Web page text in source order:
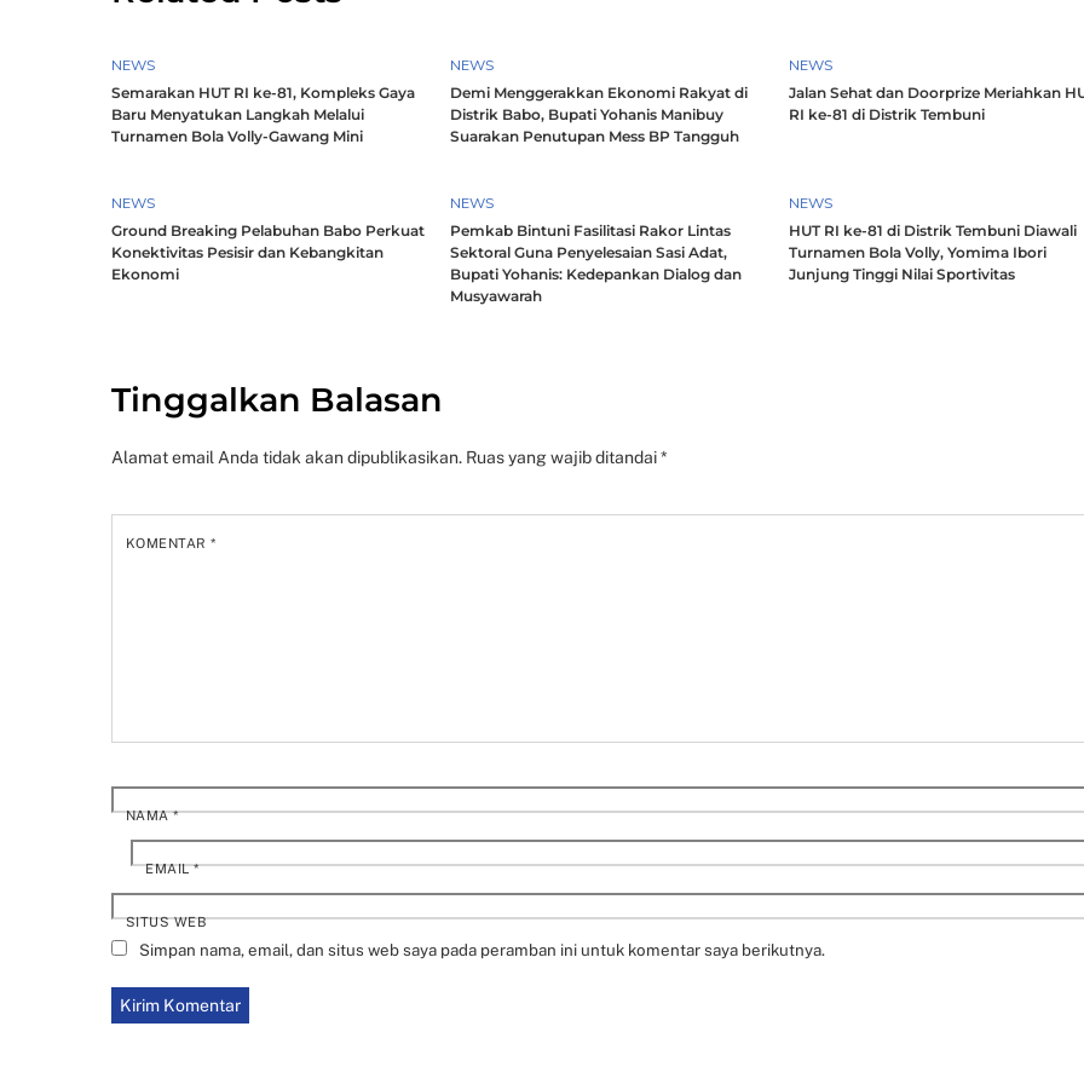
NEWS
Semarakan HUT RI ke-81, Kompleks Gaya
Baru Menyatukan Langkah Melalui
Turnamen Bola Volly-Gawang Mini
NEWS
Demi Menggerakkan Ekonomi Rakyat di
Distrik Babo, Bupati Yohanis Manibuy
Suarakan Penutupan Mess BP Tangguh
NEWS
Jalan Sehat dan Doorprize Meriahkan
RI ke-81 di Distrik Tembuni
NEWS
Ground Breaking Pelabuhan Babo Perkuat
Konektivitas Pesisir dan Kebangkitan
Ekonomi
NEWS
Pemkab Bintuni Fasilitasi Rakor Lintas
Sektoral Guna Penyelesaian Sasi Adat,
Bupati Yohanis: Kedepankan Dialog dan
Musyawarah
NEWS
HUT RI ke-81 di Distrik Tembuni Diawali
Turnamen Bola Volly, Yomima Ibori
Junjung Tinggi Nilai Sportivitas
Tinggalkan Balasan
Alamat email Anda tidak akan dipublikasikan. Ruas yang wajib ditandai*
KOMENTAR*
NAMA*
EMAIL*
SITUS WEB
Simpan nama, email, dan situs web saya pada peramban ini untuk komentar saya berikutnya.